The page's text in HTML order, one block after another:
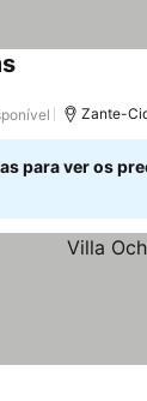
Zante-
para ver os